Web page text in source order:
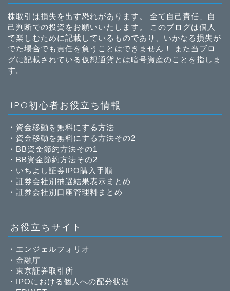
株取引は損失を出す恐れがあります。 全て自己責任、自
己判断での投資をお願いいたします。 このブログは個人
で楽しむために記載しているものであり、いかなる損失が
でた場合でも責任を負うことはできません！ また当ブロ
グに記載されている仮想通貨とは暗号資産のことを指しま
す。
IPO初心者お役立ち情報
・ 資金移動を無料にする方法
・ 資金移動を無料にする方法その2
・ BB資金節約方法その1
・ BB資金節約方法その2
・ いちよし証券IPO購入手順
・ 証券会社別抽選結果表示まとめ
・ 証券会社別口座管理料まとめ
お役立ちサイト
・ エンジェルフォリオ
・ 金融庁
・ 東京証券取引所
・ IPOにおける個人への配分状況